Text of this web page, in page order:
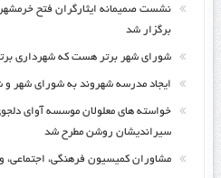
نشست صمیمانه ایثارگران فتح
برگزار شد
شورای شهر برتر هست که شهرداری
ایجاد مدرسه شهروند به شورای شهر و
خواسته های معلولان موسسه آوای
سیراندیشان روشن مطرح شد
مشاوران کمیسیون فرهنگی،